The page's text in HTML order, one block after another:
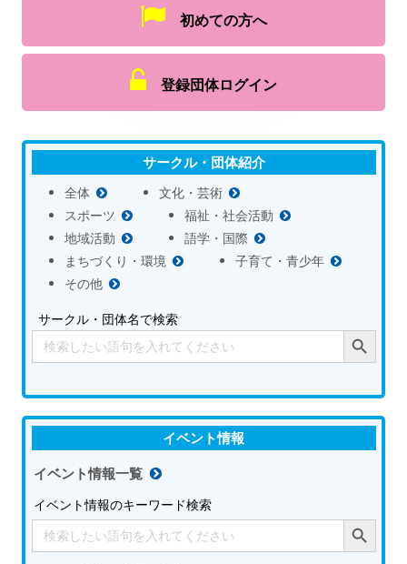
初めての方へ
登録団体ログイン
サークル・団体紹介
全体
文化・芸術
スポーツ
福祉・社会活動
地域活動
語学・国際
まちづくり・環境
子育て・青少年
その他
サークル・団体名で検索
Search
for:
Search Button
イベント情報
イベント情報一覧
イベント情報のキーワード検索
Search
for:
Search Button